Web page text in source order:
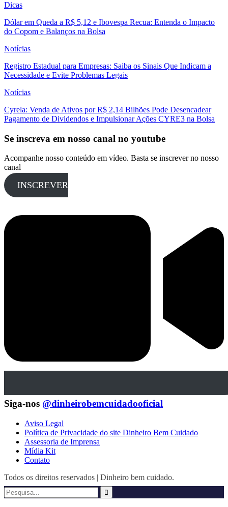
Dicas
Dólar em Queda a R$ 5,12 e Ibovespa Recua: Entenda o Impacto
do Copom e Balanços na Bolsa
Notícias
Registro Estadual para Empresas: Saiba os Sinais Que Indicam a
Necessidade e Evite Problemas Legais
Notícias
Cyrela: Venda de Ativos por R$ 2,14 Bilhões Pode Desencadear
Pagamento de Dividendos e Impulsionar Ações CYRE3 na Bolsa
Se inscreva em nosso canal no youtube
Acompanhe nosso conteúdo em vídeo. Basta se inscrever no nosso
canal
INSCREVER
Siga-nos @dinheirobemcuidadooficial
Aviso Legal
Política de Privacidade do site Dinheiro Bem Cuidado
Assessoria de Imprensa
Mídia Kit
Contato
Todos os direitos reservados | Dinheiro bem cuidado.